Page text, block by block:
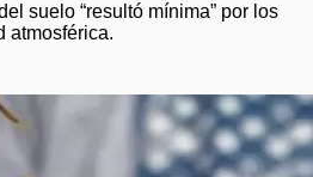
suelo “resultó mínima” por los
atmosférica.